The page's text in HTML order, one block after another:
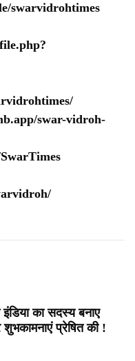
swarvidrohtimes
swar-vidroh-
का सदस्य बनाए
प्रेषित की !